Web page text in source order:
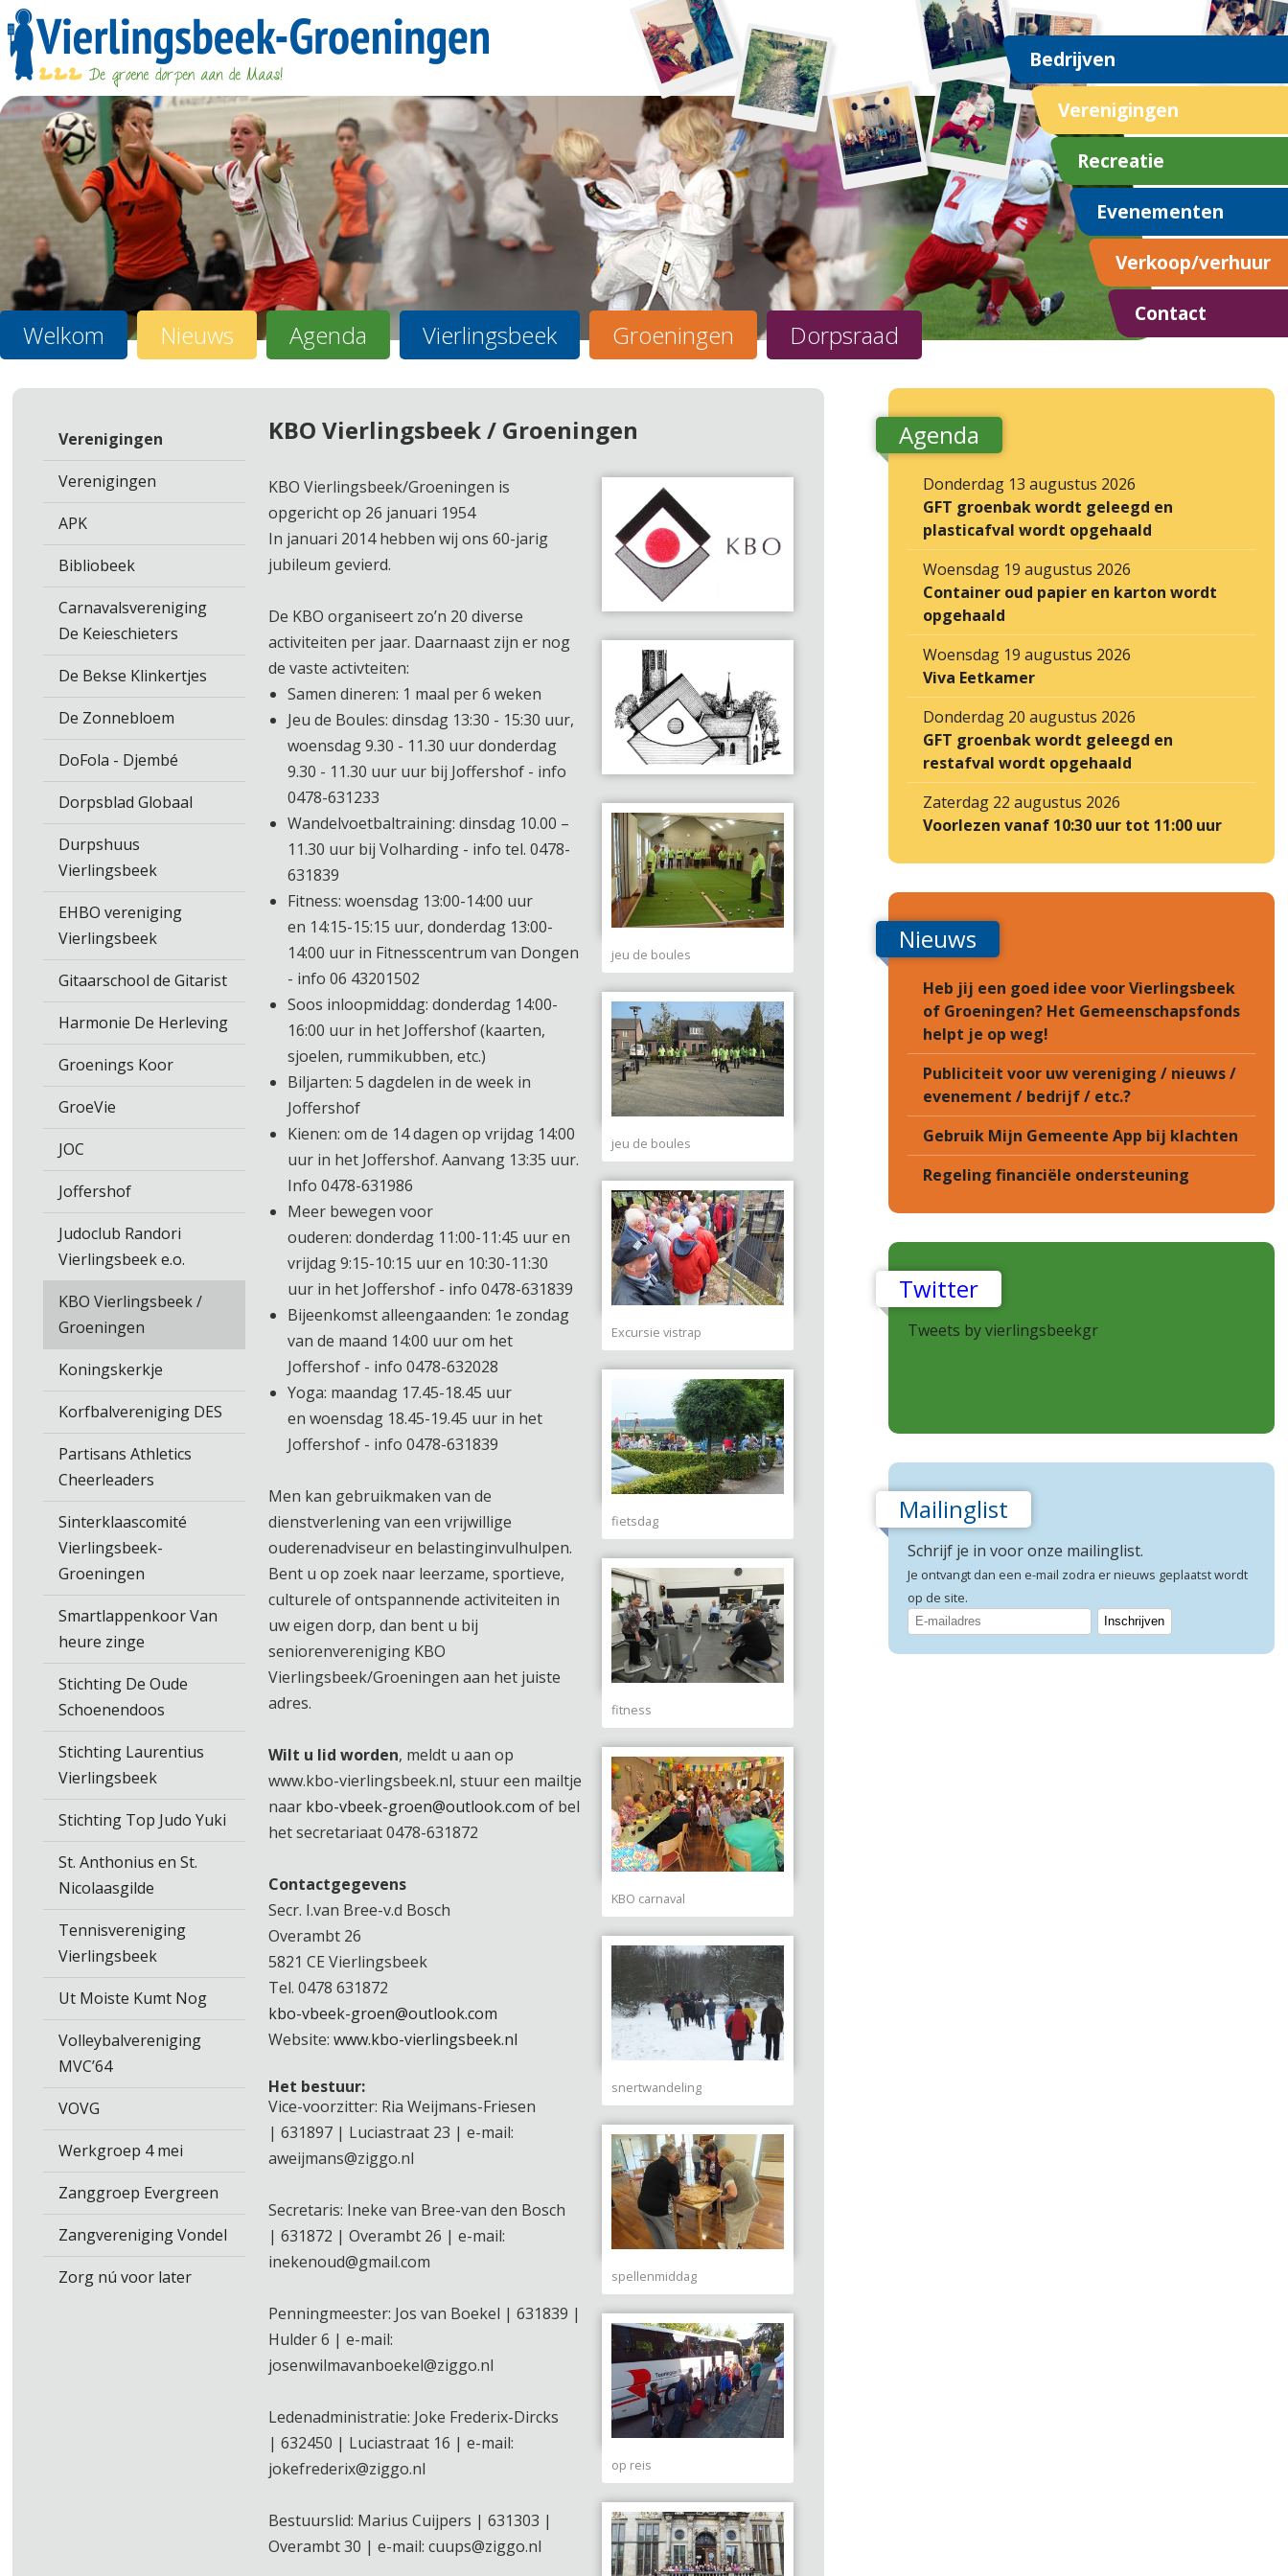
Welkom Nieuws Agenda Vierlingsbeek Groeningen Dorpsraad
Bedrijven
Verenigingen
Recreatie
Evenementen
Verkoop/verhuur
Contact
Verenigingen
Verenigingen
APK
Bibliobeek
Carnavalsvereniging
De Keieschieters
De Bekse Klinkertjes
De Zonnebloem
DoFola - Djembé
Dorpsblad Globaal
Durpshuus
Vierlingsbeek
EHBO vereniging
Vierlingsbeek
Gitaarschool de Gitarist
Harmonie De Herleving
Groenings Koor
GroeVie
JOC
Joffershof
Judoclub Randori
Vierlingsbeek e.o.
KBO Vierlingsbeek /
Groeningen
Koningskerkje
Korfbalvereniging DES
Partisans Athletics
Cheerleaders
Sinterklaascomité
Vierlingsbeek-
Groeningen
Smartlappenkoor Van
heure zinge
Stichting De Oude
Schoenendoos
Stichting Laurentius
Vierlingsbeek
Stichting Top Judo Yuki
St. Anthonius en St.
Nicolaasgilde
Tennisvereniging
Vierlingsbeek
Ut Moiste Kumt Nog
Volleybalvereniging
MVC’64
VOVG
Werkgroep 4 mei
Zanggroep Evergreen
Zangvereniging Vondel
Zorg nú voor later
KBO Vierlingsbeek / Groeningen
jeu de boules
jeu de boules
Excursie vistrap
fietsdag
fitness
KBO carnaval
snertwandeling
spellenmiddag
op reis
KBO Vierlingsbeek/Groeningen is
opgericht op 26 januari 1954
In januari 2014 hebben wij ons 60-jarig
jubileum gevierd.
De KBO organiseert zo’n 20 diverse
activiteiten per jaar. Daarnaast zijn er nog
de vaste activteiten:
Samen dineren: 1 maal per 6 weken
Jeu de Boules: dinsdag 13:30 - 15:30 uur,
woensdag 9.30 - 11.30 uur donderdag
9.30 - 11.30 uur uur bij Joffershof - info
0478-631233
Wandelvoetbaltraining: dinsdag 10.00 –
11.30 uur bij Volharding - info tel. 0478-
631839
Fitness: woensdag 13:00-14:00 uur
en 14:15-15:15 uur, donderdag 13:00-
14:00 uur in Fitnesscentrum van Dongen
- info 06 43201502
Soos inloopmiddag: donderdag 14:00-
16:00 uur in het Joffershof (kaarten,
sjoelen, rummikubben, etc.)
Biljarten: 5 dagdelen in de week in
Joffershof
Kienen: om de 14 dagen op vrijdag 14:00
uur in het Joffershof. Aanvang 13:35 uur.
Info 0478-631986
Meer bewegen voor
ouderen: donderdag 11:00-11:45 uur en
vrijdag 9:15-10:15 uur en 10:30-11:30
uur in het Joffershof - info 0478-631839
Bijeenkomst alleengaanden: 1e zondag
van de maand 14:00 uur om het
Joffershof - info 0478-632028
Yoga: maandag 17.45-18.45 uur
en woensdag 18.45-19.45 uur in het
Joffershof - info 0478-631839
Men kan gebruikmaken van de
dienstverlening van een vrijwillige
ouderenadviseur en belastinginvulhulpen.
Bent u op zoek naar leerzame, sportieve,
culturele of ontspannende activiteiten in
uw eigen dorp, dan bent u bij
seniorenvereniging KBO
Vierlingsbeek/Groeningen aan het juiste
adres.
Wilt u lid worden, meldt u aan op
www.kbo-vierlingsbeek.nl, stuur een mailtje
naar kbo-vbeek-groen@outlook.com of bel
het secretariaat 0478-631872
Contactgegevens
Secr. I.van Bree-v.d Bosch
Overambt 26
5821 CE Vierlingsbeek
Tel. 0478 631872
kbo-vbeek-groen@outlook.com
Website: www.kbo-vierlingsbeek.nl
Het bestuur:
Vice-voorzitter: Ria Weijmans-Friesen
| 631897 | Luciastraat 23 | e-mail:
aweijmans@ziggo.nl
Secretaris: Ineke van Bree-van den Bosch
| 631872 | Overambt 26 | e-mail:
inekenoud@gmail.com
Penningmeester: Jos van Boekel | 631839 |
Hulder 6 | e-mail:
josenwilmavanboekel@ziggo.nl
Ledenadministratie: Joke Frederix-Dircks
| 632450 | Luciastraat 16 | e-mail:
jokefrederix@ziggo.nl
Bestuurslid: Marius Cuijpers | 631303 |
Overambt 30 | e-mail: cuups@ziggo.nl
Agenda
Donderdag 13 augustus 2026
GFT groenbak wordt geleegd en
plasticafval wordt opgehaald
Woensdag 19 augustus 2026
Container oud papier en karton wordt
opgehaald
Woensdag 19 augustus 2026
Viva Eetkamer
Donderdag 20 augustus 2026
GFT groenbak wordt geleegd en
restafval wordt opgehaald
Zaterdag 22 augustus 2026
Voorlezen vanaf 10:30 uur tot 11:00 uur
Nieuws
Heb jij een goed idee voor Vierlingsbeek
of Groeningen? Het Gemeenschapsfonds
helpt je op weg!
Publiciteit voor uw vereniging / nieuws /
evenement / bedrijf / etc.?
Gebruik Mijn Gemeente App bij klachten
Regeling financiële ondersteuning
Twitter
Tweets by vierlingsbeekgr
Mailinglist
Schrijf je in voor onze mailinglist.
Je ontvangt dan een e-mail zodra er nieuws geplaatst wordt
op de site.